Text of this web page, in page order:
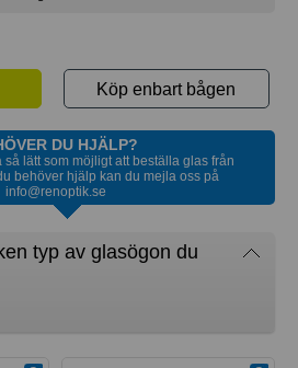
Köp enbart bågen
DU HJÄLP?
så lätt som möjligt att beställa glas från
behöver hjälp kan du mejla oss på
info@renoptik.se
typ av glasögon du